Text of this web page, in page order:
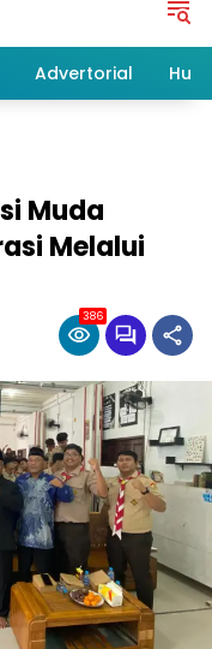
Advertorial
Muda
Melalui
386